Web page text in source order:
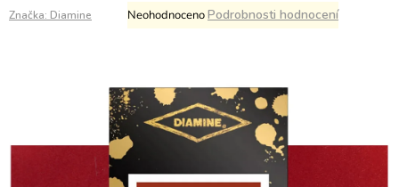
Průměrné
hodnocení
z
5
hvězdiček.
NeohodnocenoPodrobnosti hodnocení
Značka: Diamine